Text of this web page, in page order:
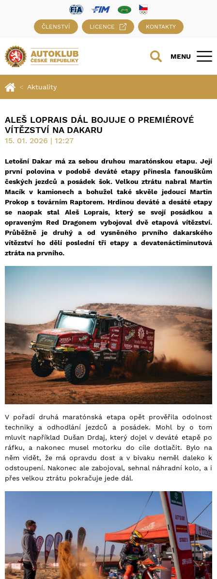
ČLENSTVÍ LICENCE KONTAKTY
MENU
Aktuality
ALEŠ LOPRAIS DÁL BOJUJE O PREMIÉROVÉ
VÍTĚZSTVÍ NA DAKARU
15. 01. 2026 | 12:27
Letošní Dakar má za sebou druhou maratónskou etapu. Její
první polovina v podobě deváté etapy přinesla fanouškům
českých jezdců a posádek šok. Velkou ztrátu nabral Martin
Macík v kamionech a bohužel také skvěle jedoucí Martin
Prokop s továrním Raptorem. Hrdinou deváté a desáté etapy
se naopak stal Aleš Loprais, který se svojí posádkou a
opraveným Red Dragonem vybojoval dvě etapová vítězství.
Průběžně je druhý a od vysněného prvního dakarského
vítězství ho dělí poslední tři etapy a devatenáctiminutová
ztráta na prvního.
V pořadí druhá maratónská etapa opět prověřila odolnost
techniky a odhodlání jezdců a posádek. Mohl by o tom
mluvit například Dušan Drdaj, který dojel v deváté etapě po
ráfku, a nakonec musel motorku do cíle dotlačit. Bylo na
něm vidět, že má opravdu dost a v bivaku neměl daleko k
odstoupení. Nakonec ale zabojoval, sehnal náhradní kolo, a i
přes velkou ztrátu pokračuje jede dál.